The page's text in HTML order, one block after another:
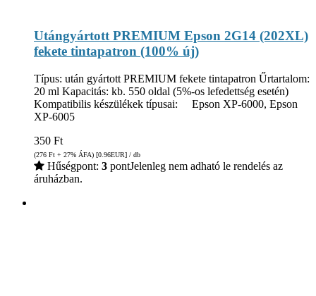
Utángyártott PREMIUM Epson 2G14 (202XL)
fekete tintapatron (100% új)
Típus: után gyártott PREMIUM fekete tintapatron Űrtartalom:
20 ml Kapacitás: kb. 550 oldal (5%-os lefedettség esetén)
Kompatibilis készülékek típusai: Epson XP-6000, Epson
XP-6005
350 Ft
(276 Ft + 27% ÁFA) [0.96EUR] / db
Hűségpont: 3 pontJelenleg nem adható le rendelés az
áruházban.